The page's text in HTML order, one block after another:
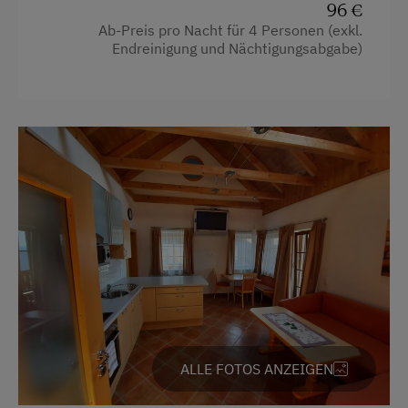
Freizeitaktivitäten am Betrieb und in der
Umgebung
Almausflüge
Almwandern
Bogenschießen
Eisstockschießen
Ponyreiten
Reiten
Fenstern die atemberaubende Aussicht auf die
umliegende Berglandschaft. Diese
Ausstattung
4 Plattenherd
Aussicht auf eine Berglandschaft
Backofen
Balkon/Terrasse
Dusche
Fernseher
96 €
Ab-Preis pro Nacht für 4 Personen (exkl.
Endreinigung und Nächtigungsabgabe)
ALLE FOTOS ANZEIGEN